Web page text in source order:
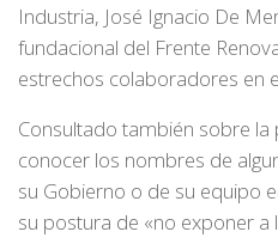
Industria, José Ignacio De
fundacional del Frente
estrechos colaboradores en
Consultado también sobre
conocer los nombres de
su Gobierno o de su equipo
su postura de «no exponer a